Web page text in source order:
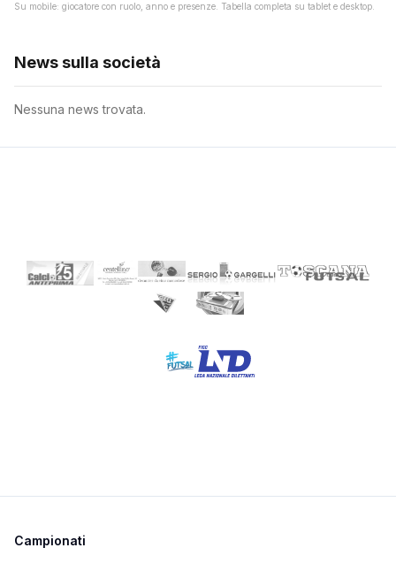
Su mobile: giocatore con ruolo, anno e presenze. Tabella completa su tablet e desktop.
News sulla società
Nessuna news trovata.
Campionati